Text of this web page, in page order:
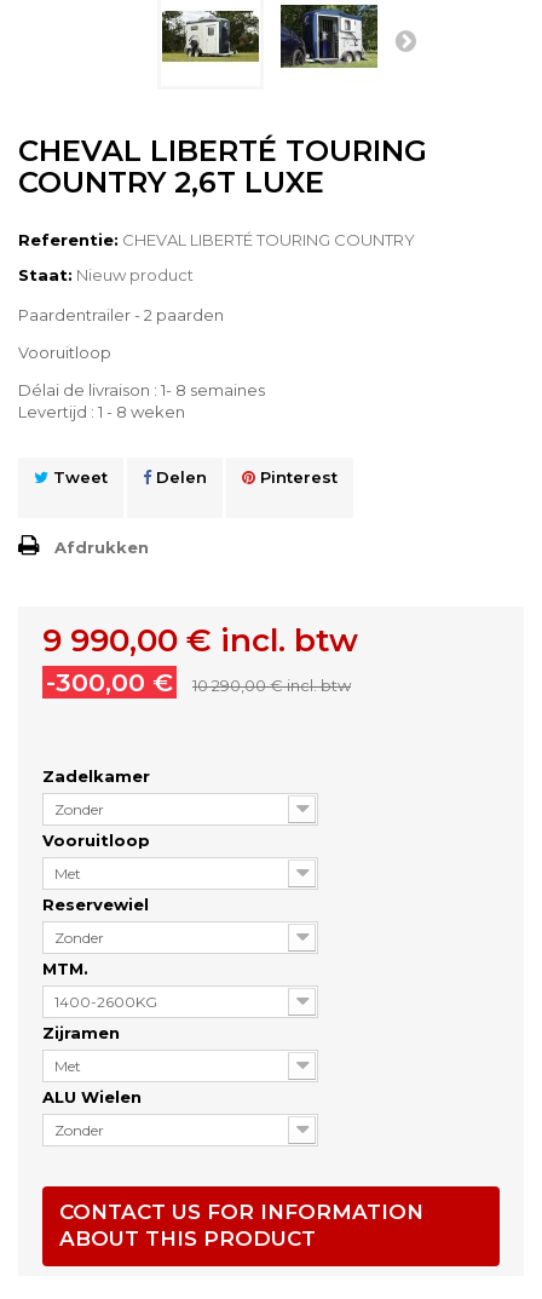
CHEVAL LIBERTÉ TOURING
COUNTRY 2,6T LUXE
Referentie: CHEVAL LIBERTÉ TOURING COUNTRY
Staat: Nieuw product
Paardentrailer - 2 paarden
Vooruitloop
Délai de livraison : 1- 8 semaines
Levertijd : 1 - 8 weken
Tweet Delen Pinterest
Afdrukken
9 990,00 € incl. btw
-300,00 € 10 290,00 €incl. btw
Zadelkamer
Zonder
Vooruitloop
Met
Reservewiel
Zonder
MTM.
1400-2600KG
Zijramen
Met
ALU Wielen
Zonder
CONTACT US FOR INFORMATION
ABOUT THIS PRODUCT